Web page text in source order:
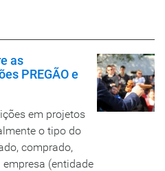
as
PREGÃO e
em projetos
o tipo do
comprado,
(entidade